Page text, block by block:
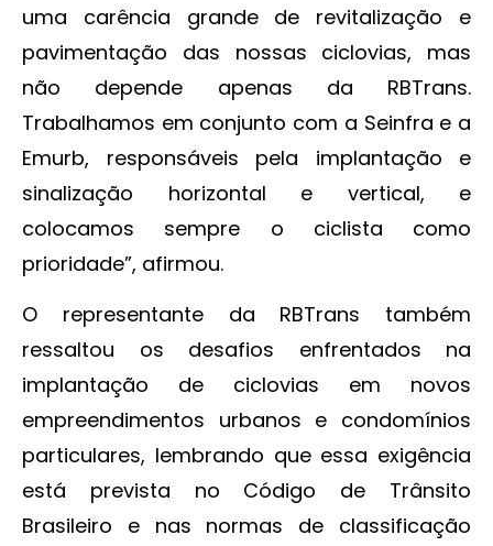
uma carência grande de revitalização e
pavimentação das nossas ciclovias, mas
não depende apenas da RBTrans.
Trabalhamos em conjunto com a Seinfra e a
Emurb, responsáveis pela implantação e
sinalização horizontal e vertical, e
colocamos sempre o ciclista como
prioridade”, afirmou.
O representante da RBTrans também
ressaltou os desafios enfrentados na
implantação de ciclovias em novos
empreendimentos urbanos e condomínios
particulares, lembrando que essa exigência
está prevista no Código de Trânsito
Brasileiro e nas normas de classificação